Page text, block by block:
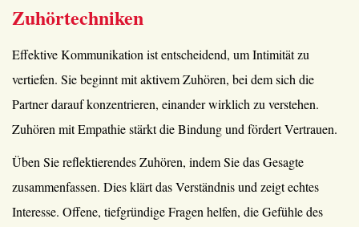
Zuhörtechniken
Effektive Kommunikation ist entscheidend, um Intimität zu
vertiefen. Sie beginnt mit aktivem Zuhören, bei dem sich die
Partner darauf konzentrieren, einander wirklich zu verstehen.
Zuhören mit Empathie stärkt die Bindung und fördert Vertrauen.
Üben Sie reflektierendes Zuhören, indem Sie das Gesagte
zusammenfassen. Dies klärt das Verständnis und zeigt echtes
Interesse. Offene, tiefgründige Fragen helfen, die Gefühle des